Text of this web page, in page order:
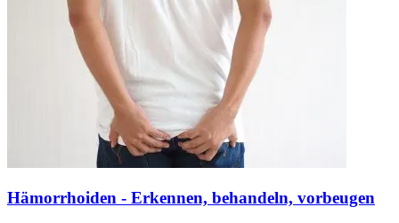
Hämorrhoiden - Erkennen, behandeln, vorbeugen